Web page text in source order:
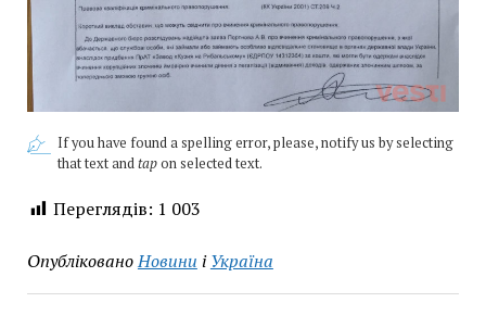
If you have found a spelling error, please, notify us by selecting
that text andtapon selected text.
Переглядів: 1 003
ОпублікованоНовини іУкраїна